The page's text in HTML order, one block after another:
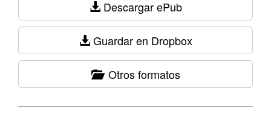
Descargar ePub
Guardar en Dropbox
Otros formatos